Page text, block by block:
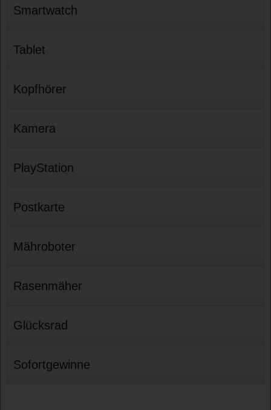
Smartwatch
Tablet
Kopfhörer
Kamera
PlayStation
Postkarte
Mähroboter
Rasenmäher
Glücksrad
Sofortgewinne